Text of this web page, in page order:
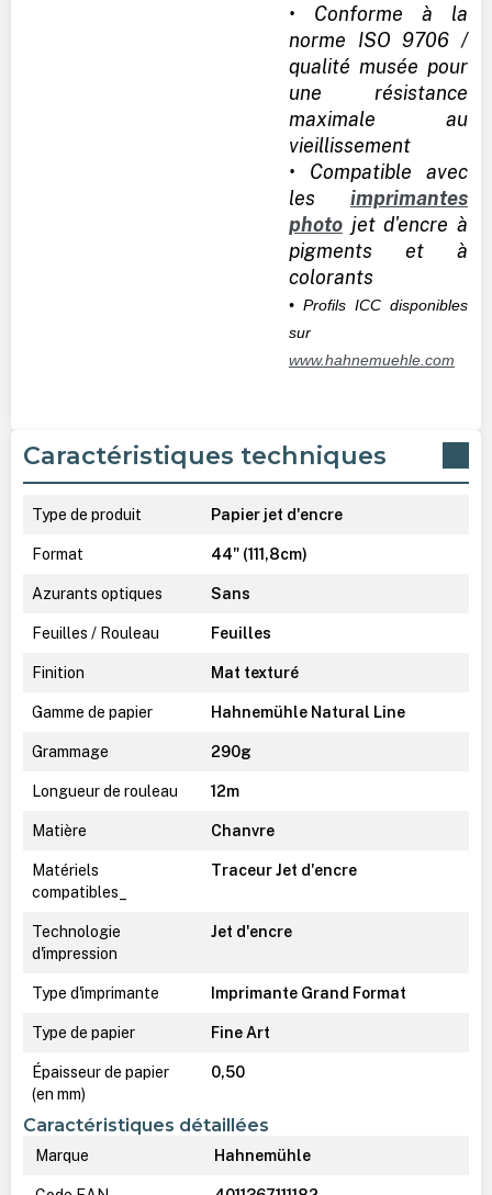
• Conforme à la
norme ISO 9706 /
qualité musée pour
une résistance
maximale au
vieillissement
• Compatible avec
les imprimantes
photojet d'encre à
pigments et à
colorants
• Profils ICC disponibles
sur
www.hahnemuehle.com
Caractéristiques techniques
Type de produit Papier jet d'encre
Format 44" (111,8cm)
Azurants optiques Sans
Feuilles / Rouleau Feuilles
Finition Mat texturé
Gamme de papier Hahnemühle Natural Line
Grammage 290g
Longueur de rouleau 12m
Matière Chanvre
Matériels
compatibles_
Traceur Jet d'encre
Technologie
d'impression
Jet d'encre
Type d'imprimante Imprimante Grand Format
Type de papier Fine Art
Épaisseur de papier
(en mm)
0,50
Caractéristiques détaillées
Marque Hahnemühle